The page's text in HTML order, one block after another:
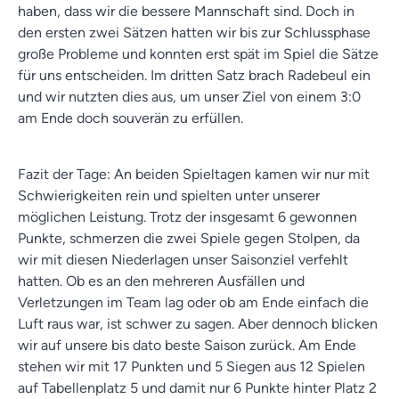
haben, dass wir die bessere Mannschaft sind. Doch in
den ersten zwei Sätzen hatten wir bis zur Schlussphase
große Probleme und konnten erst spät im Spiel die Sätze
für uns entscheiden. Im dritten Satz brach Radebeul ein
und wir nutzten dies aus, um unser Ziel von einem 3:0
am Ende doch souverän zu erfüllen.
Fazit der Tage: An beiden Spieltagen kamen wir nur mit
Schwierigkeiten rein und spielten unter unserer
möglichen Leistung. Trotz der insgesamt 6 gewonnen
Punkte, schmerzen die zwei Spiele gegen Stolpen, da
wir mit diesen Niederlagen unser Saisonziel verfehlt
hatten. Ob es an den mehreren Ausfällen und
Verletzungen im Team lag oder ob am Ende einfach die
Luft raus war, ist schwer zu sagen. Aber dennoch blicken
wir auf unsere bis dato beste Saison zurück. Am Ende
stehen wir mit 17 Punkten und 5 Siegen aus 12 Spielen
auf Tabellenplatz 5 und damit nur 6 Punkte hinter Platz 2